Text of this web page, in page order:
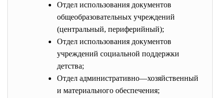
Отдел использования документов
общеобразовательных учреждений
(центральный, периферийный);
Отдел использования документов
учреждений социальной поддержки
детства;
Отдел административно—хозяйственный
и материального обеспечения;